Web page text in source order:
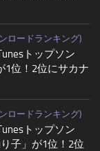
ロードランキング)
トップソン
1位！2位にサカナ
ロードランキング)
トップソン
子」が1位！2位